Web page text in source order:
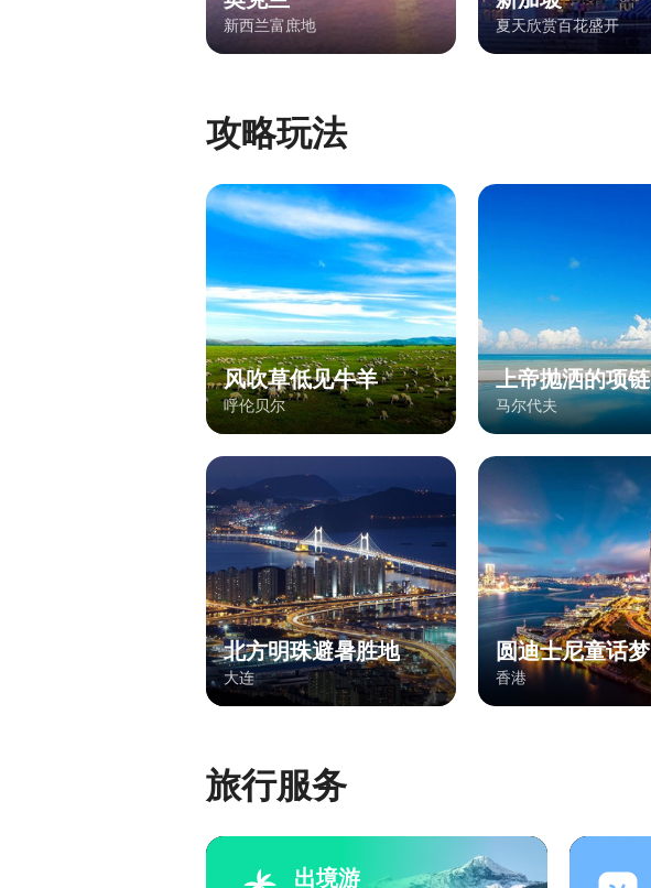
新西兰富庶地 夏天欣赏百花盛开
攻略玩法
风吹草低见牛羊
呼伦贝尔
上帝抛洒的项链
马尔代夫
北方明珠避暑胜地
大连
圆迪士尼童话梦
香港
旅行服务
出境游